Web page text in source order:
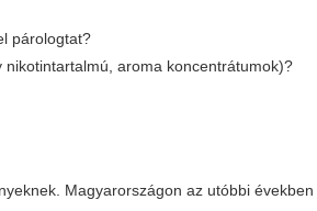
párologtat?
aroma koncentrátumok)?
Magyarországon az utóbbi években